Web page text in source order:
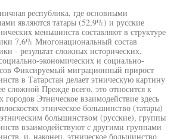
республика, где основными
являются татары (52,9%) и русские
меньшинств составляют в структуре
7,6% Многонациональный состав
- результат сложных исторических,
экономических и социально-
Фиксируемый миграционный прирост
в Татарстан делает этническую картину
сложной Прежде всего, это относится к
Этническое взаимодействие здесь
этническое большинство (татары)
большинством (русские), группы
взаимодействуют с другими группами
и, наконец, этническое большинство